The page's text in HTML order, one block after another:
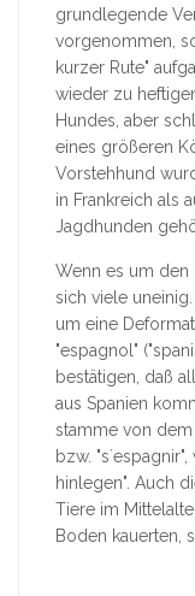
grundlegende
vorgenommen,
kurzer Rute"
wieder zu
Hundes, aber
eines größeren
Vorstehhund
in Frankreich als
Jagdhunden
Wenn es um den
sich viele
um eine
"espagnol"
bestätigen, daß
aus Spanien
stamme von dem
bzw.
hinlegen". Auch
Tiere im
Boden kauerten,